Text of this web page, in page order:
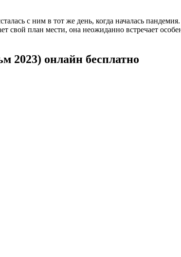
с ним в тот же день, когда началась
свой план мести, она неожиданно встречает
2023) онлайн бесплатно